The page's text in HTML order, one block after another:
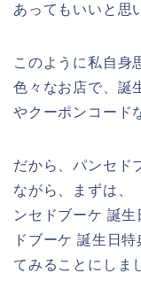
あってもいいと思
このように私自身
色々なお店で、誕
やクーポンコード
だから、パンセド
ながら、まずは、
ンセドブーケ 誕
ドブーケ 誕生日
てみることにしま